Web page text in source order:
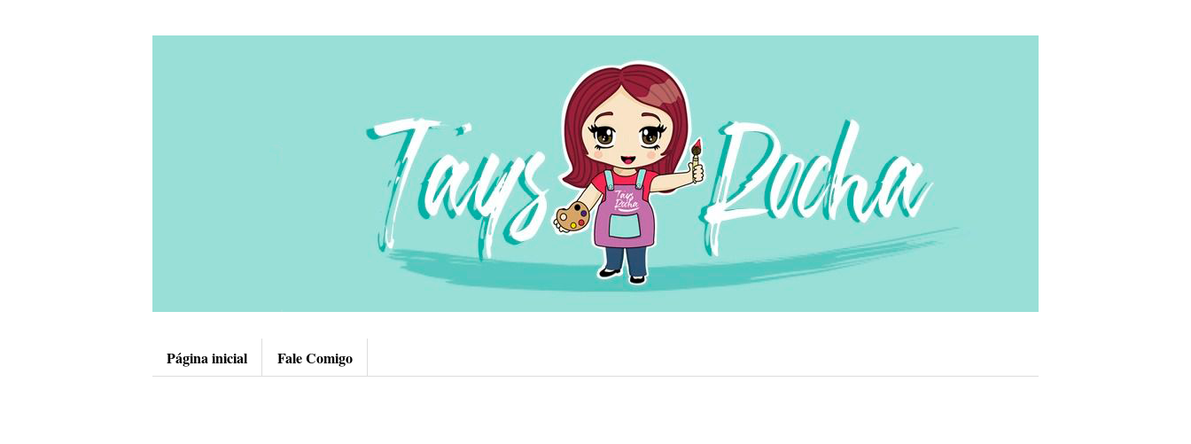
Página inicial Fale Comigo